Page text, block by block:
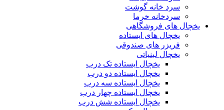
سرد خانه گوشت
سردخانه خرما
یخچال های فروشگاهی
یخچال های ایستاده
فریزر های صندوقی
یخچال لبنیاتی
یخچال ایستاده تک درب
یخچال ایستاده دو درب
یخچال ایستاده سه درب
یخچال ایستاده چهار درب
یخچال ایستاده شش درب